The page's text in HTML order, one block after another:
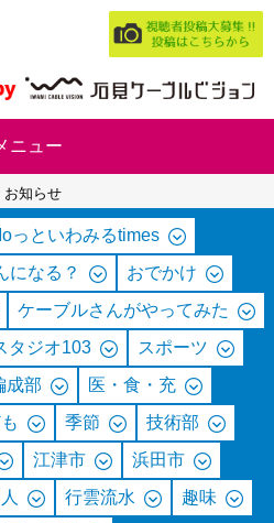
お知らせ
っといわみるtimes
になる？
おでかけ
ケーブルさんがやってみた
タジオ103
スポーツ
成部
医・食・充
季節
技術部
江津市
浜田市
行雲流水
趣味